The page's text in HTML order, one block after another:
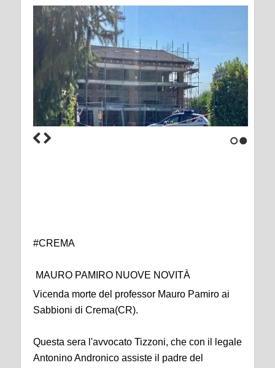
#CREMA
MAURO PAMIRO NUOVE NOVITÀ
Vicenda morte del professor Mauro Pamiro ai
Sabbioni di Crema(CR).
Questa sera l'avvocato Tizzoni, che con il legale
Antonino Andronico assiste il padre del